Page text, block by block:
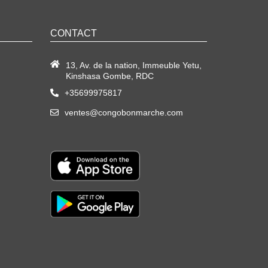
CONTACT
13, Av. de la nation, Immeuble Yetu,
Kinshasa Gombe, RDC
+35699975817
ventes@congobonmarche.com